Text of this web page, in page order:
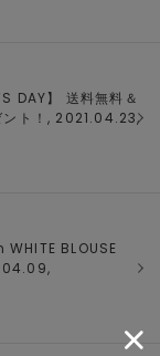
DAY】 送料無料＆
ント！, 2021.04.23,
WHITE BLOUSE